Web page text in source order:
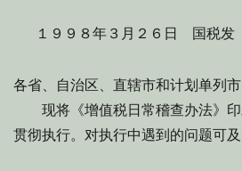
１９９８年３月２６日 国税发
各省、自治区、直辖市和计划单列市
现将《增值税日常稽查办法》印
贯彻执行。对执行中遇到的问题可及